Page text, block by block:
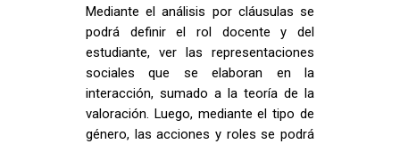
Mediante el análisis por cláusulas se
podrá definir el rol docente y del
estudiante, ver las representaciones
sociales que se elaboran en la
interacción, sumado a la teoría de la
valoración. Luego, mediante el tipo de
género, las acciones y roles se podrá